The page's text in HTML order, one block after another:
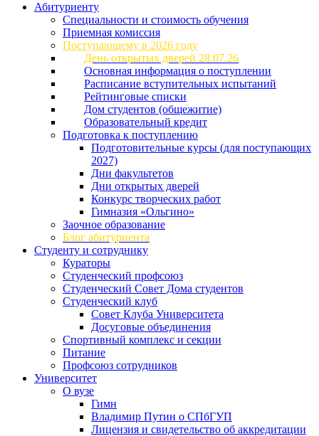
Абитуриенту
Специальности и стоимость обучения
Приемная комиссия
Поступающему в 2026 году
День открытых дверей 28.07.26
Основная информация о поступлении
Расписание вступительных испытаний
Рейтинговые списки
Дом студентов (общежитие)
Образовательный кредит
Подготовка к поступлению
Подготовительные курсы (для поступающих
2027)
Дни факультетов
Дни открытых дверей
Конкурс творческих работ
Гимназия «Ольгино»
Заочное образование
Блог абитуриента
Студенту и сотруднику
Кураторы
Студенческий профсоюз
Студенческий Совет Дома студентов
Студенческий клуб
Совет Клуба Университета
Досуговые объединения
Спортивный комплекс и секции
Питание
Профсоюз сотрудников
Университет
О вузе
Гимн
Владимир Путин о СПбГУП
Лицензия и свидетельство об аккредитации